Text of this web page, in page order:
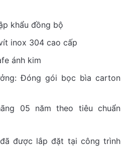
khẩu đồng bộ
inox 304 cao cấp
ánh kim
Đóng gói bọc bìa carton
05 năm theo tiêu chuẩn
được lắp đặt tại công trình